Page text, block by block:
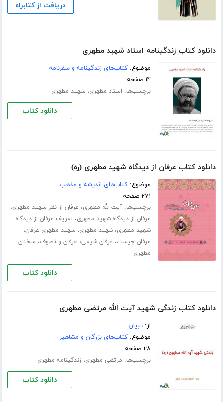
دریافت از کتابراه
دانلود کتاب زندگینامه استاد شهید مطهری
موضوع:کتاب‌های زندگینامه و سفرنامه
۱۴ صفحه
برچسب‌ها: استاد مطهری،شهید مطهری
دانلود کتاب
دانلود کتاب عرفان از دیدگاه شهید مطهری (ره)
موضوع:کتاب‌های اندیشه و مذهب
۲۷۱ صفحه
برچسب‌ها:آیت الله مطهری، عرفان از نظر شهید مطهری،
عرفان از دیدگاه شهید مطهری، تعریف عرفان از دیدگاه
شهید مطهری،شهید مطهری،شهید مطهری عرفان،
عرفان چیست، عرفان شیعی، عرفان و تصوف، سخنان
مطهری
دانلود کتاب
دانلود کتاب زندگی شهید آیت الله مرتضی مطهری
از:تبیان
موضوع:کتاب‌های بزرگان و مشاهیر
۲۸ صفحه
برچسب‌ها: مرتضی مطهری، زندگینامه مطهری
دانلود کتاب